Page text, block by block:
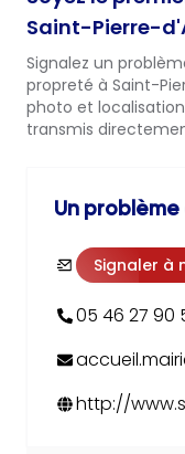
Saint-Pierre-
Signalez un
propreté à Saint-
photo et
transmis
Un problème
Signaler à
05 46 27 90
http://